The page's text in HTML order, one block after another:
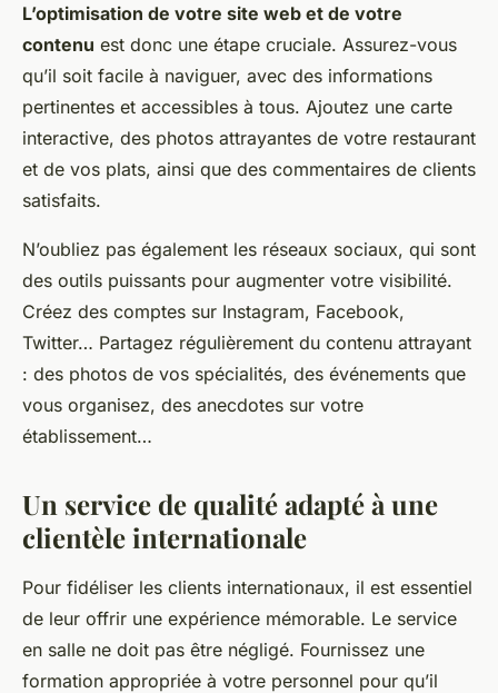
L’optimisation de votre site web et de votre
contenu est donc une étape cruciale. Assurez-vous
qu’il soit facile à naviguer, avec des informations
pertinentes et accessibles à tous. Ajoutez une carte
interactive, des photos attrayantes de votre restaurant
et de vos plats, ainsi que des commentaires de clients
satisfaits.
N’oubliez pas également les réseaux sociaux, qui sont
des outils puissants pour augmenter votre visibilité.
Créez des comptes sur Instagram, Facebook,
Twitter… Partagez régulièrement du contenu attrayant
: des photos de vos spécialités, des événements que
vous organisez, des anecdotes sur votre
établissement…
Un service de qualité adapté à une
clientèle internationale
Pour fidéliser les clients internationaux, il est essentiel
de leur offrir une expérience mémorable. Le service
en salle ne doit pas être négligé. Fournissez une
formation appropriée à votre personnel pour qu’il